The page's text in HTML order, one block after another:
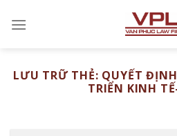
đến
LƯU TRỮ THẺ: QUYẾT
TRIỂN KINH